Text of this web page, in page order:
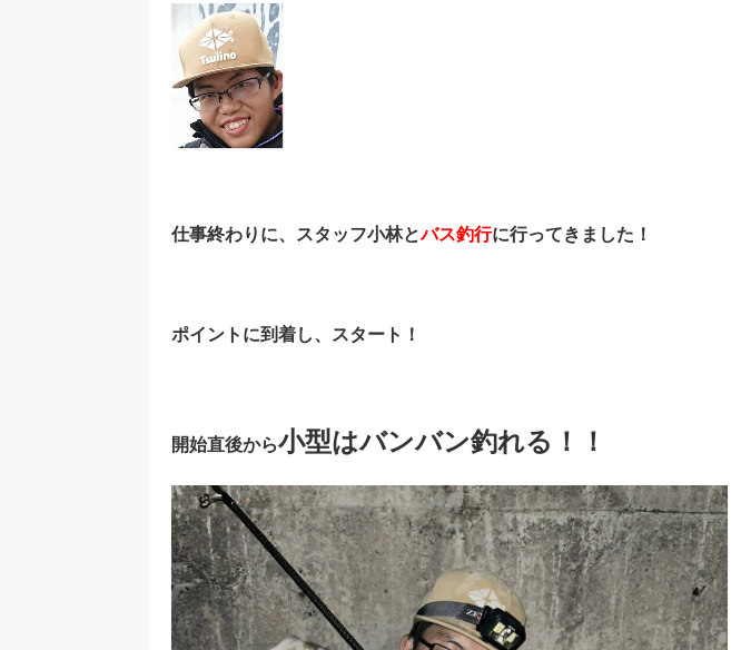
仕事終わりに、スタッフ小林とバス釣行に行ってきました！
ポイントに到着し、スタート！
開始直後から小型はバンバン釣れる！！